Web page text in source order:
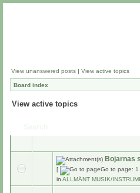
View unanswered posts | View active topics
Board index
View active topics
Bojarnas
[ Go to page: 1
in ALLMÄNT MUSIK/